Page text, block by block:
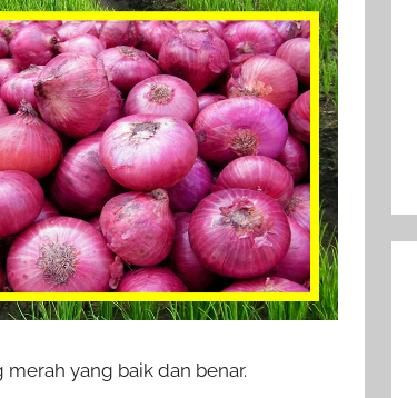
yang baik dan benar.